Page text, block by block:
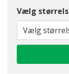
Vælg
Vælg